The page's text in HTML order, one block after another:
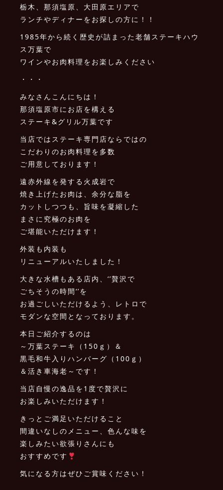
栃木、那須塩原、大田原エリアで
ランチやディナーをお探しの方に！！
1985年から続く歴史が詰まった老舗ステーキハウ
ス万葉で
ワインやお肉料理をお楽しみください
・・・
みなさんこんにちは！
那須塩原市にお店を構える
ステーキ&グリル万葉です
当店ではステーキ専門店ならではの
こだわりのお肉料理を多数
ご用意しております！
遠赤外線を発する火成岩で
焼き上げたお肉は、余分な脂を
カットしつつも、旨味を凝縮した
まさに究極のお肉を
ご堪能いただけます！
外装も内装も
リニューアルいたしました！
大きな水槽もある店内、‘’贅沢で
ごちそうの時間‘’を
お過ごしいただけるよう、レトロで
モダンな空間となっております。
本日ご紹介するのは
～万葉ステーキ（150ｇ）＆
黒毛和牛入りハンバーグ（100ｇ）
＆活き車海老～です！
当店自慢の逸品を1度で贅沢に
お楽しみいただけます！
きっとご満足いただけること
間違いなしのメニュー、色んな味を
楽しみたい欲張りさんにも
おすすめです
気になる方はぜひご賞味ください！